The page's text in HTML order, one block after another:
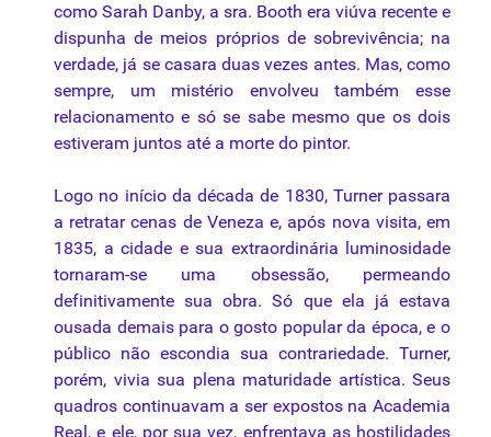
como Sarah Danby, a sra. Booth era viúva recente e
dispunha de meios próprios de sobrevivência; na
verdade, já se casara duas vezes antes. Mas, como
sempre, um mistério envolveu também esse
relacionamento e só se sabe mesmo que os dois
estiveram juntos até a morte do pintor.
Logo no início da década de 1830, Turner passara
a retratar cenas de Veneza e, após nova visita, em
1835, a cidade e sua extraordinária luminosidade
tornaram-se uma obsessão, permeando
definitivamente sua obra. Só que ela já estava
ousada demais para o gosto popular da época, e o
público não escondia sua contrariedade. Turner,
porém, vivia sua plena maturidade artística. Seus
quadros continuavam a ser expostos na Academia
Real, e ele, por sua vez, enfrentava as hostilidades